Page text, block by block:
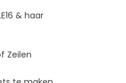
& haar
Zeilen